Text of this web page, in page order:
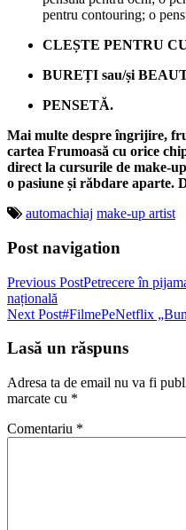
pentru contouring; o
CLEȘTE PENTRU
BUREȚI sau/și
PENSETĂ.
Mai multe despre îngrijire,
cartea Frumoasă cu orice
direct la cursurile de make-
o pasiune și răbdare aparte.
automachiaj make-up artist
Post navigation
Previous PostPetrecere în
națională
Next Post#FilmePeNetflix
Lasă un răspuns
Adresa ta de email nu va fi
marcate cu *
Comentariu *